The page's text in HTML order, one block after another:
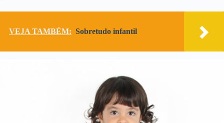
VEJA TAMBÉM: Sobretudo infantil